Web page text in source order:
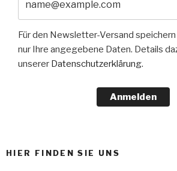
Für den Newsletter-Versand
nur Ihre angegebene Daten. Details
unserer Datenschutzerklärung.
Anmelden
HIER FINDEN SIE UNS